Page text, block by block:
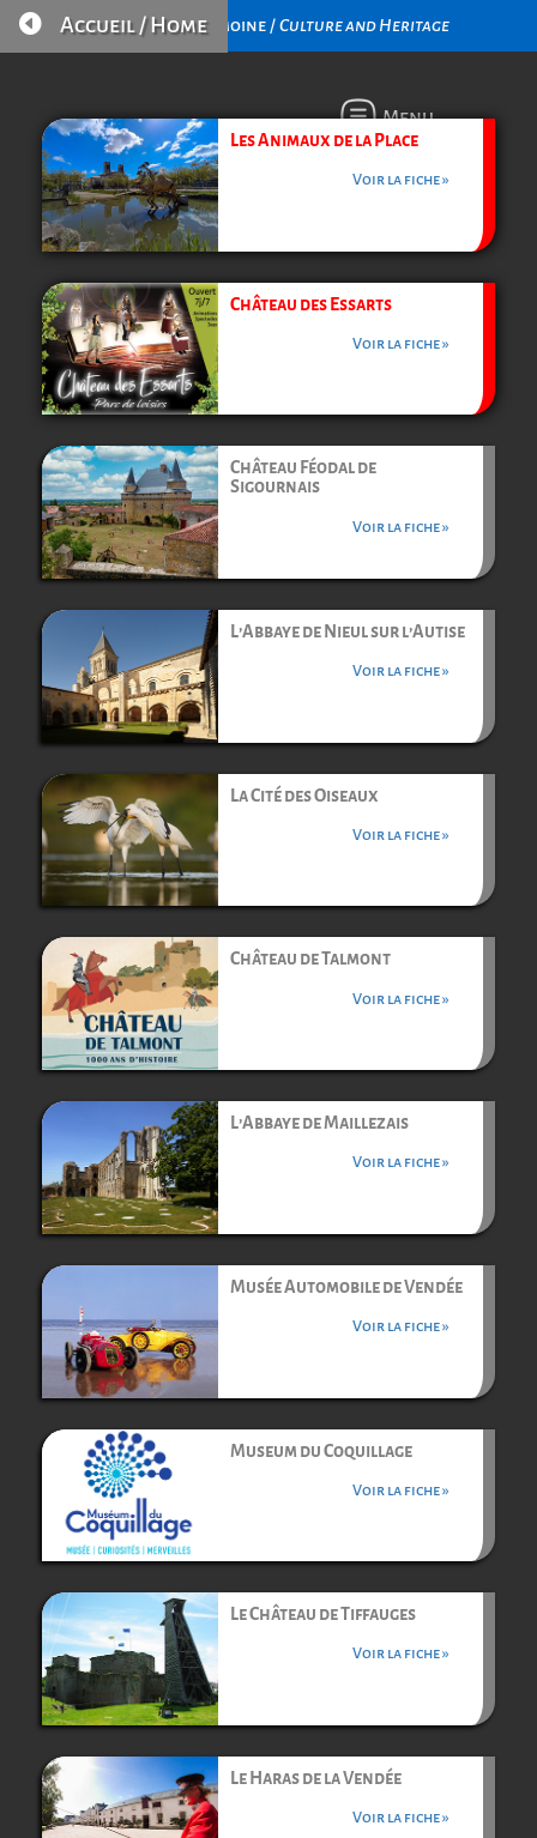
Culture et Patrimoine /Culture and Heritage
 Accueil / Home
Menu
Les Animaux de la Place
Voir la fiche »
Château des Essarts
Voir la fiche »
Château Féodal de
Sigournais
Voir la fiche »
L’Abbaye de Nieul sur l’Autise
Voir la fiche »
La Cité des Oiseaux
Voir la fiche »
Château de Talmont
Voir la fiche »
L’Abbaye de Maillezais
Voir la fiche »
Musée Automobile de Vendée
Voir la fiche »
Museum du Coquillage
Voir la fiche »
Le Château de Tiffauges
Voir la fiche »
Le Haras de la Vendée
Voir la fiche »